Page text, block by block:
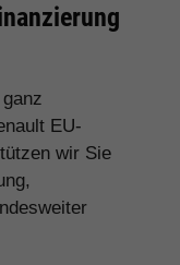
EU-
wir Sie